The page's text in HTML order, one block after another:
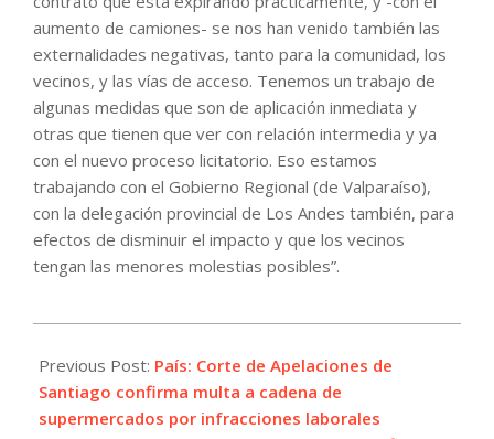
aumento de camiones- se nos han venido también las
externalidades negativas, tanto para la comunidad, los
vecinos, y las vías de acceso. Tenemos un trabajo de
algunas medidas que son de aplicación inmediata y
otras que tienen que ver con relación intermedia y ya
con el nuevo proceso licitatorio. Eso estamos
trabajando con el Gobierno Regional (de Valparaíso),
con la delegación provincial de Los Andes también, para
efectos de disminuir el impacto y que los vecinos
tengan las menores molestias posibles”.
08-
24
Previous Post: País: Corte de Apelaciones de
Santiago confirma multa a cadena de
supermercados por infracciones laborales